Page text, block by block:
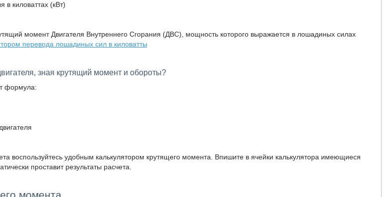
в киловаттах (кВт)
момент Двигателя Внутреннего Сгорания (ДВС), мощность которого выражается в лошадиных силах
перевода лошадиных сил в киловатты
зная крутящий момент и обороты?
формула:
воспользуйтесь удобным калькулятором крутящего момента. Впишите в ячейки калькулятора имеющиеся
проставит результаты расчета.